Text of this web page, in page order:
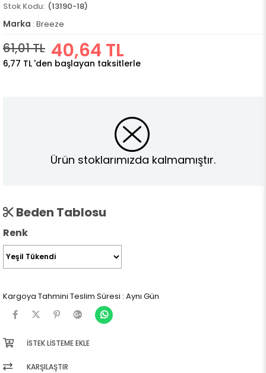
(13190-18)
Marka : Breeze
61,01 TL 40,64 TL
6,77 TL 'den başlayan taksitlerle
Ürün stoklarımızda kalmamıştır.
Beden Tablosu
Renk
Kargoya Tahmini Teslim Süresi : Aynı Gün
İSTEK LISTEME EKLE
KARŞILAŞTIR